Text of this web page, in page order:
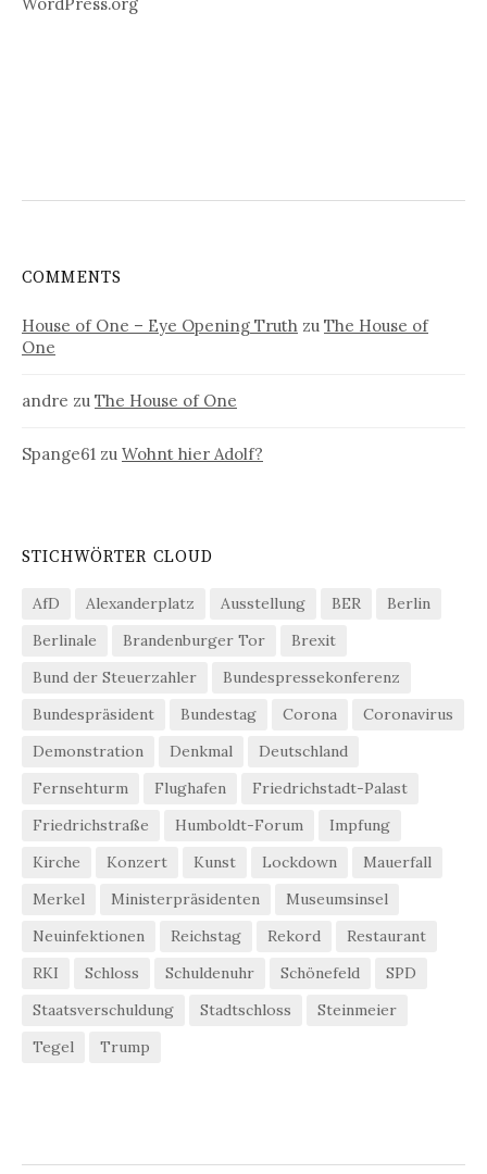
COMMENTS
House of One – Eye Opening Truth zu The House of
One
andre zu The House of One
Spange61 zu Wohnt hier Adolf?
STICHWÖRTER CLOUD
AfD Alexanderplatz Ausstellung BER
Berlin
Berlinale
Brandenburger Tor
Brexit
Bund der Steuerzahler
Bundespressekonferenz
Bundespräsident
Bundestag Corona
Coronavirus
Demonstration
Denkmal
Deutschland
Fernsehturm
Flughafen
Friedrichstadt-Palast
Friedrichstraße
Humboldt-Forum
Impfung
Kirche
Konzert Kunst Lockdown
Mauerfall
Merkel
Ministerpräsidenten
Museumsinsel
Neuinfektionen
Reichstag Rekord
Restaurant
RKI
Schloss Schuldenuhr Schönefeld
SPD
Staatsverschuldung
Stadtschloss
Steinmeier
Tegel
Trump